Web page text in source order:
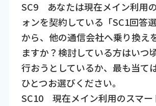
SC9 あなたは現在メイン利用
ォンを契約している「SC1回答
から、他の通信会社へ乗り換え
ますか？検討している方はいつ
行おうとしているか、最も当て
ひとつお選びください。
SC10 現在メイン利用のスマー